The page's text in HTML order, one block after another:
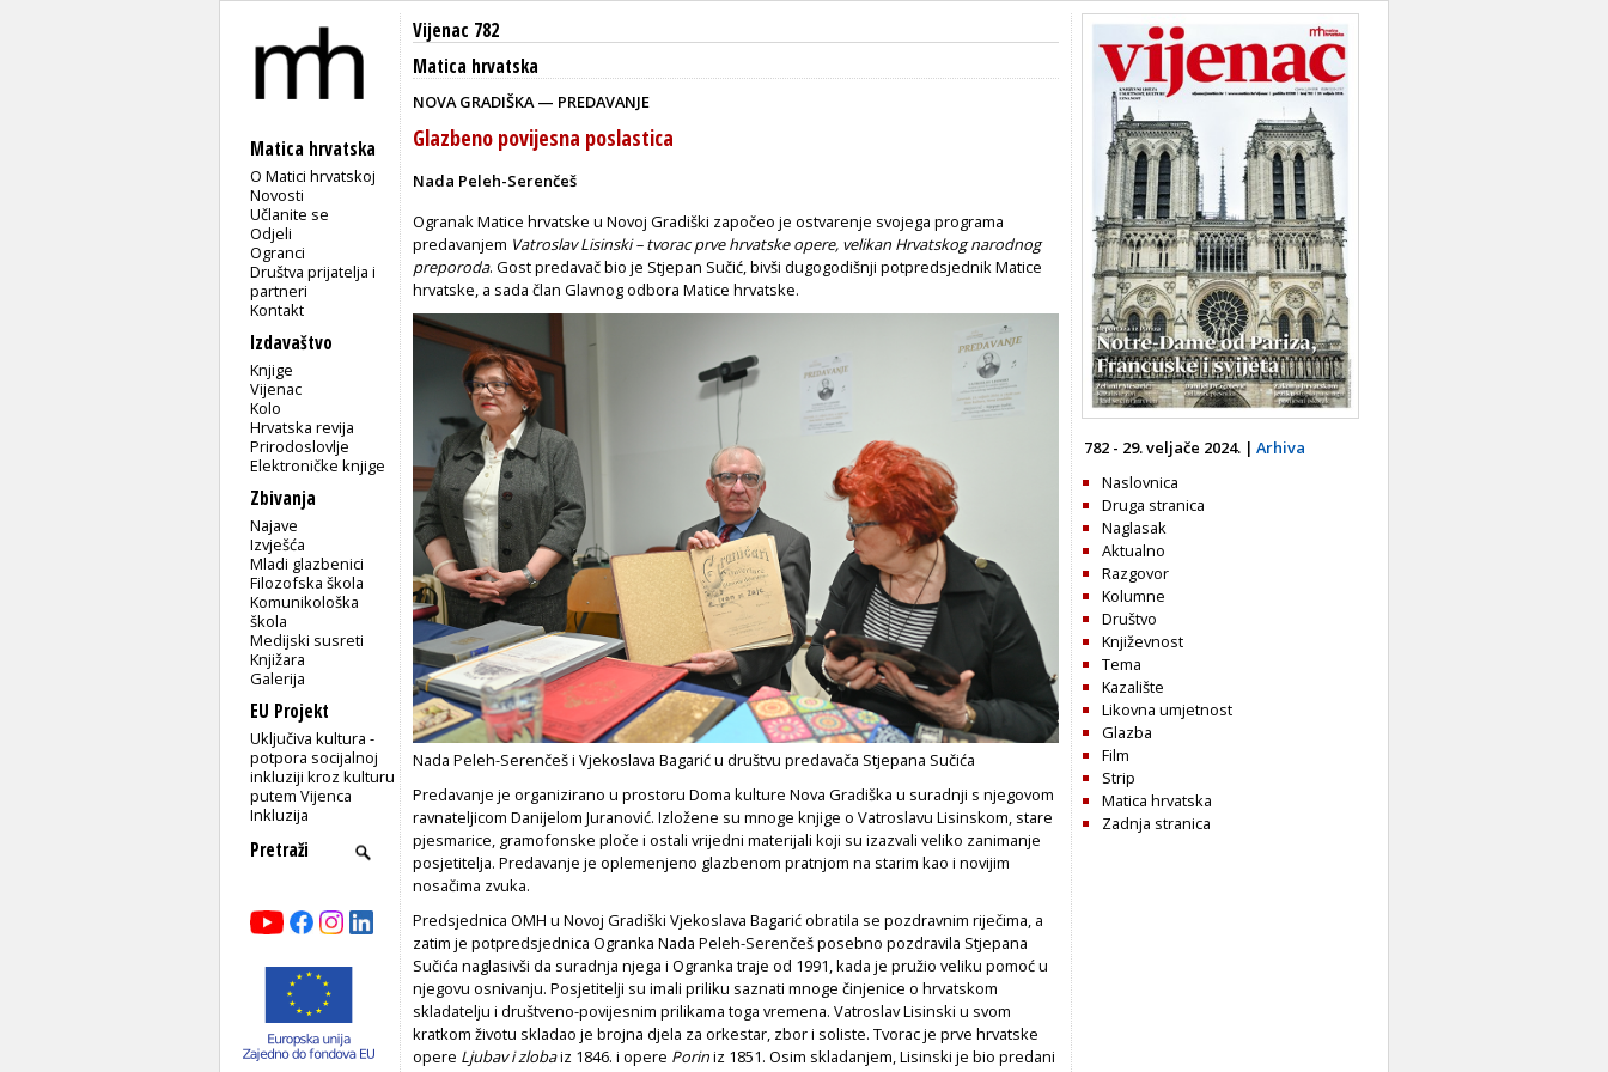
Matica hrvatska
O Matici hrvatskoj
Novosti
Učlanite se
Odjeli
Ogranci
Društva prijatelja i
partneri
Kontakt
Izdavaštvo
Knjige
Vijenac
Kolo
Hrvatska revija
Prirodoslovlje
Elektroničke knjige
Zbivanja
Najave
Izvješća
Mladi glazbenici
Filozofska škola
Komunikološka
škola
Medijski susreti
Knjižara
Galerija
EU Projekt
Uključiva kultura -
potpora socijalnoj
inkluziji kroz kulturu
putem Vijenca
Inkluzija
Vijenac 782
Matica hrvatska
NOVA GRADIŠKA — PREDAVANJE
Glazbeno povijesna poslastica
Nada Peleh-Serenčeš
Ogranak Matice hrvatske u Novoj Gradiški započeo je ostvarenje svojega programa
predavanjem Vatroslav Lisinski – tvorac prve hrvatske opere, velikan Hrvatskog narodnog
preporoda. Gost predavač bio je Stjepan Sučić, bivši dugogodišnji potpredsjednik Matice
hrvatske, a sada član Glavnog odbora Matice hrvatske.
Nada Peleh-Serenčeš i Vjekoslava Bagarić u društvu predavača Stjepana Sučića
Predavanje je organizirano u prostoru Doma kulture Nova Gradiška u suradnji s njegovom
ravnateljicom Danijelom Juranović. Izložene su mnoge knjige o Vatroslavu Lisinskom, stare
pjesmarice, gramofonske ploče i ostali vrijedni materijali koji su izazvali veliko zanimanje
posjetitelja. Predavanje je oplemenjeno glazbenom pratnjom na starim kao i novijim
nosačima zvuka.
Predsjednica OMH u Novoj Gradiški Vjekoslava Bagarić obratila se pozdravnim riječima, a
zatim je potpredsjednica Ogranka Nada Peleh-Serenčeš posebno pozdravila Stjepana
Sučića naglasivši da suradnja njega i Ogranka traje od 1991, kada je pružio veliku pomoć u
njegovu osnivanju. Posjetitelji su imali priliku saznati mnoge činjenice o hrvatskom
skladatelju i društveno-povijesnim prilikama toga vremena. Vatroslav Lisinski u svom
kratkom životu skladao je brojna djela za orkestar, zbor i soliste. Tvorac je prve hrvatske
opere Ljubav i zlobaiz 1846. i opere Poriniz 1851. Osim skladanjem, Lisinski je bio predani
782 - 29. veljače 2024. | Arhiva
Naslovnica
Druga stranica
Naglasak
Aktualno
Razgovor
Kolumne
Društvo
Književnost
Tema
Kazalište
Likovna umjetnost
Glazba
Film
Strip
Matica hrvatska
Zadnja stranica